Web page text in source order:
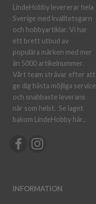
LindeHobby levererar hela
Sverige med kvalitetsgarn
och hobbyartiklar. Vi har
ett brett utbud av
populära märken med mer
än 5000 artikelnummer.
Vårt team strävar efter att
ge dig bästa möjliga service
och snabbaste leverans
när som helst. Se laget
bakom LindeHobby här..
INFORMATION